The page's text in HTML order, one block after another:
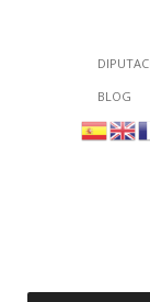
BLOG